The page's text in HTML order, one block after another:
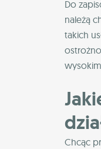
Do
należą
takich
Chcąc